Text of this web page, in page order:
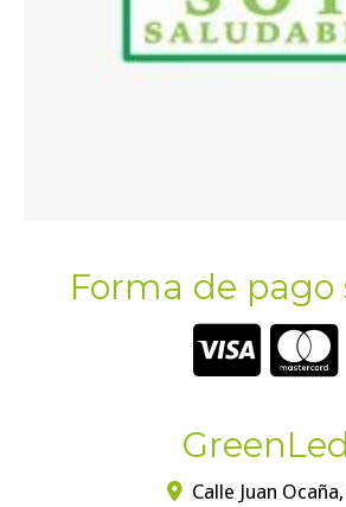
Forma de pago
GreenLed
Calle Juan